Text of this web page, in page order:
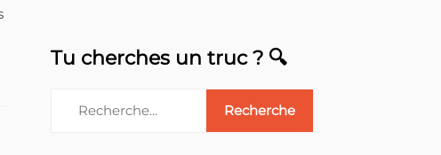
Tu cherches un truc ? 🔍